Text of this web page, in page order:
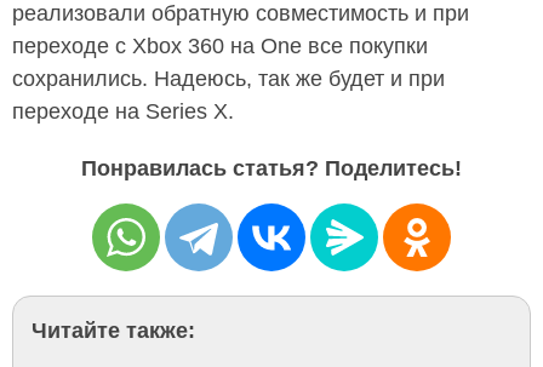
реализовали обратную совместимость и при
переходе с Xbox 360 на One все покупки
сохранились. Надеюсь, так же будет и при
переходе на Series X.
Понравилась статья? Поделитесь!
Читайте также: